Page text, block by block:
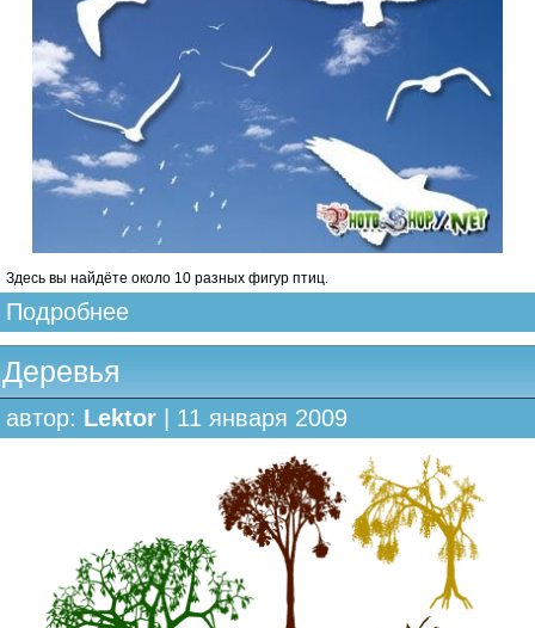
Здесь вы найдёте около 10 разных фигур птиц.
Подробнее
Деревья
автор: Lektor | 11 января 2009